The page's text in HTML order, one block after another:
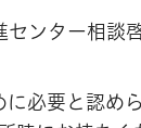
センター相談
必要と認め